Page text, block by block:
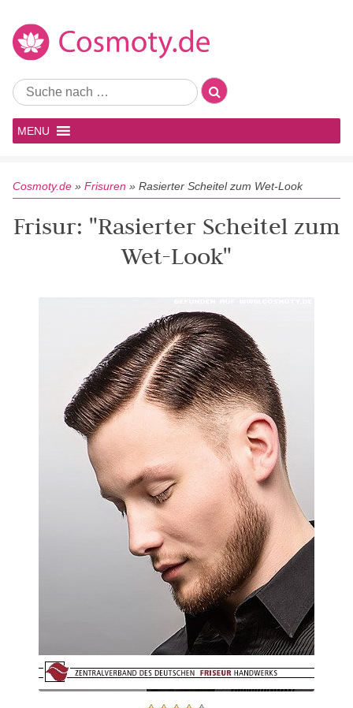
MENU
Cosmoty.de » Frisuren » Rasierter Scheitel zum Wet-Look
Frisur: "Rasierter Scheitel zum
Wet-Look"